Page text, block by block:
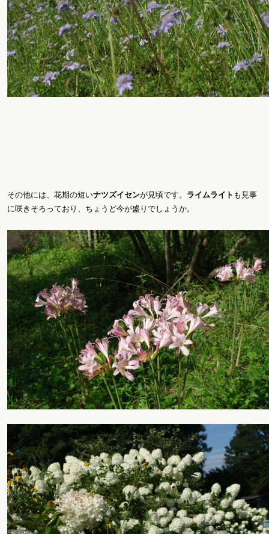
その他には、花期の短いナツズイセンが見頃です。 ライムライト も見事
に咲きそろっており、ちょうど今が盛りでしょうか。